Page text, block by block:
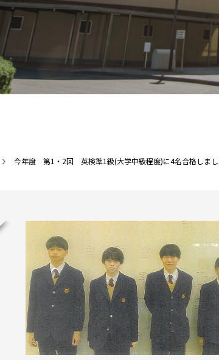
今年度 第1・2回 英検準1級(大学中級程度)に4名合格しまし